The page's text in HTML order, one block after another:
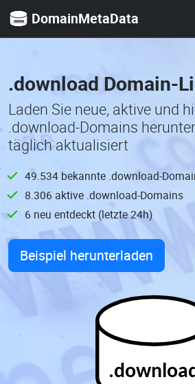
DomainMetaData
.download Domain-
Laden Sie neue, aktive und
.download-Domains
täglich aktualisiert
49.534 bekannte .download-
8.306 aktive .download-Domains
6 neu entdeckt (letzte 24h)
Beispiel herunterladen